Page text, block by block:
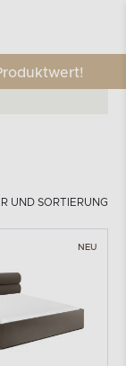
UND SORTIERUNG
NEU